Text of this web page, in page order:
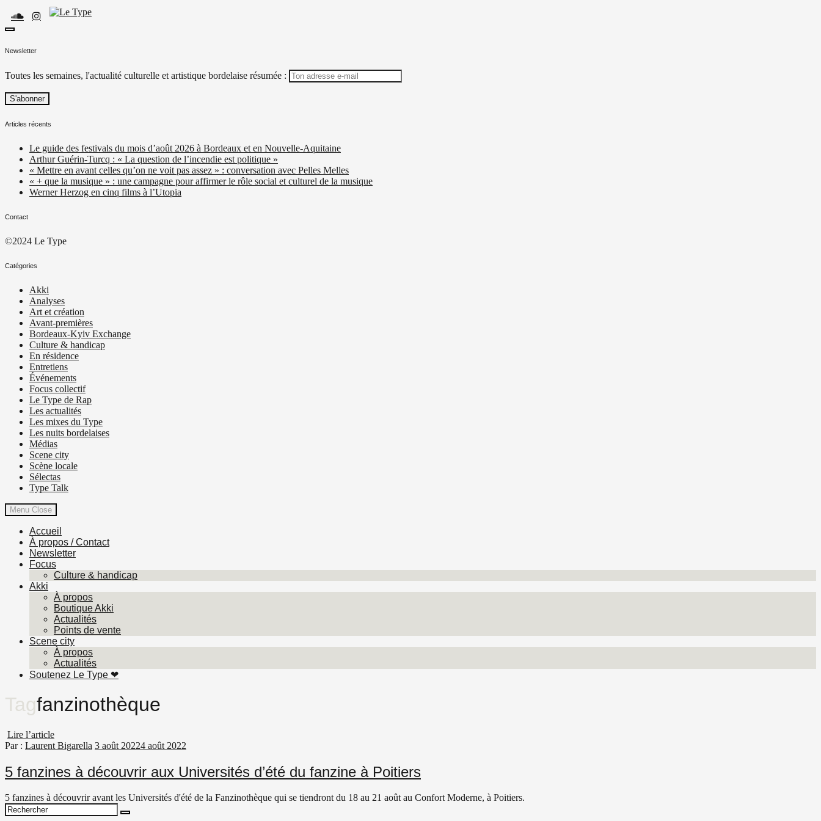
to
content
toggle
sidebar
Newsletter
Toutes les semaines, l'actualité culturelle et artistique bordelaise résumée :
Articles récents
Le guide des festivals du mois d’août 2026 à Bordeaux et en Nouvelle-Aquitaine
Arthur Guérin-Turcq : « La question de l’incendie est politique »
« Mettre en avant celles qu’on ne voit pas assez » : conversation avec Pelles Melles
« + que la musique » : une campagne pour affirmer le rôle social et culturel de la musique
Werner Herzog en cinq films à l’Utopia
Contact
©2024 Le Type
Catégories
Akki
Analyses
Art et création
Avant-premières
Bordeaux-Kyiv Exchange
Culture & handicap
En résidence
Entretiens
Événements
Focus collectif
Le Type de Rap
Les actualités
Les mixes du Type
Les nuits bordelaises
Médias
Scene city
Scène locale
Sélectas
Type Talk
Menu Close
Accueil
À propos / Contact
Newsletter
Focus
Culture & handicap
Akki
À propos
Boutique Akki
Actualités
Points de vente
Scene city
À propos
Actualités
Soutenez Le Type ❤︎
Tagfanzinothèque
Lire l’article
Par : Laurent Bigarella 3 août 20224 août 2022
5 fanzines à découvrir aux Universités d’été du fanzine à Poitiers
5 fanzines à découvrir avant les Universités d'été de la Fanzinothèque qui se tiendront du 18 au 21 août au Confort Moderne, à Poitiers.
Search
Search